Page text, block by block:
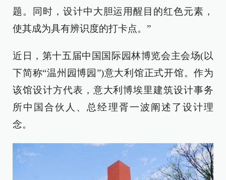
题。同时，设计中大胆运用醒目的红色元素，
使其成为具有辨识度的打卡点。”
近日，第十五届中国国际园林博览会主会场(以
下简称“温州园博园”)意大利馆正式开馆。作为
该馆设计方代表，意大利博埃里建筑设计事务
所中国合伙人、总经理胥一波阐述了设计理
念。